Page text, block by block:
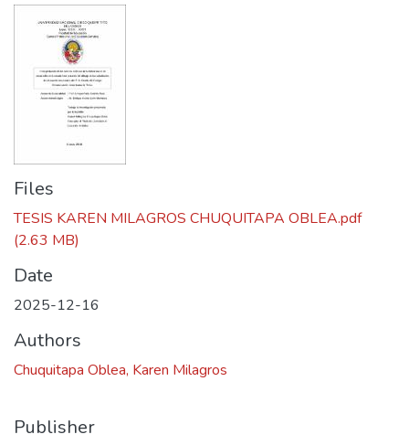
Files
TESIS KAREN MILAGROS CHUQUITAPA OBLEA.pdf
(2.63 MB)
Date
2025-12-16
Authors
Chuquitapa Oblea, Karen Milagros
Publisher